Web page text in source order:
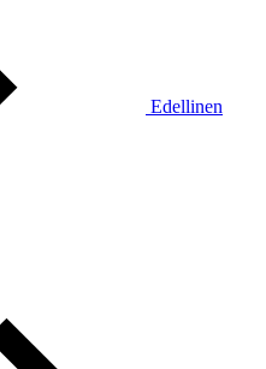
Edellinen